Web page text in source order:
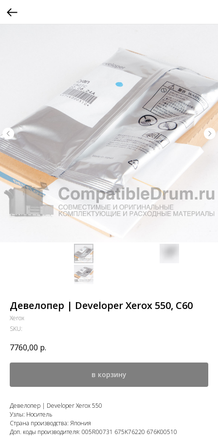
Девелопер | Developer Xerox 550, С60
Xerox
SKU:
7760,00 р.
в корзину
Девелопер | Developer Xerox 550
Узлы: Носитель
Страна производства: Япония
Доп. коды производителя: 005R00731 675K76220 676K00510